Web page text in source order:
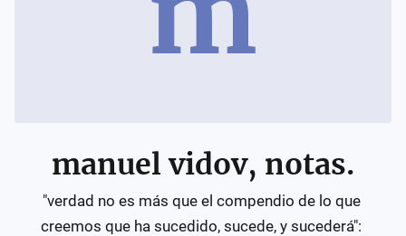
manuel vidov, notas.
"verdad no es más que el compendio de lo que
creemos que ha sucedido, sucede, y sucederá":